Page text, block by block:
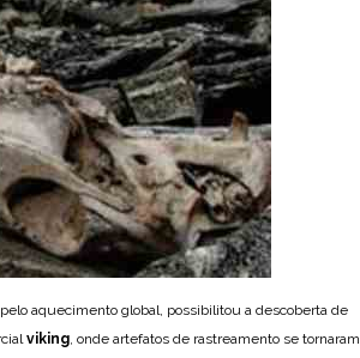
aquecimento global, possibilitou a descoberta de
viking, onde artefatos de rastreamento se tornaram